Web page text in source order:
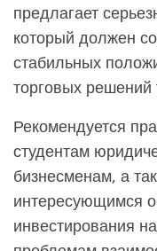
предлагает
который должен
стабильных
торговых решений
Рекомендуется
студентам
бизнесменам, а
интересующимся
инвестирования